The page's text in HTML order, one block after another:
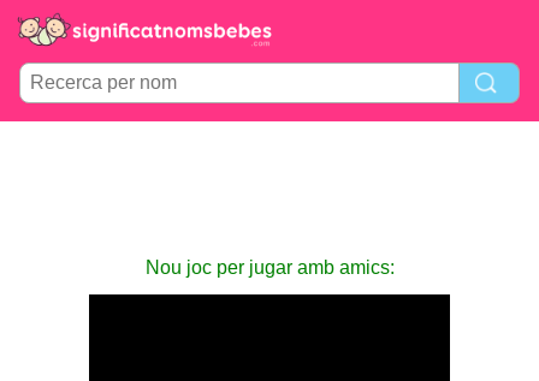
Nou joc per jugar amb amics: